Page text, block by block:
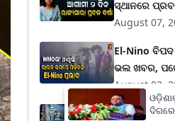
ସ୍ଥାନରେ
August 07,
El-Nino
ଭଲ ଖବର,
August 02,
Weather